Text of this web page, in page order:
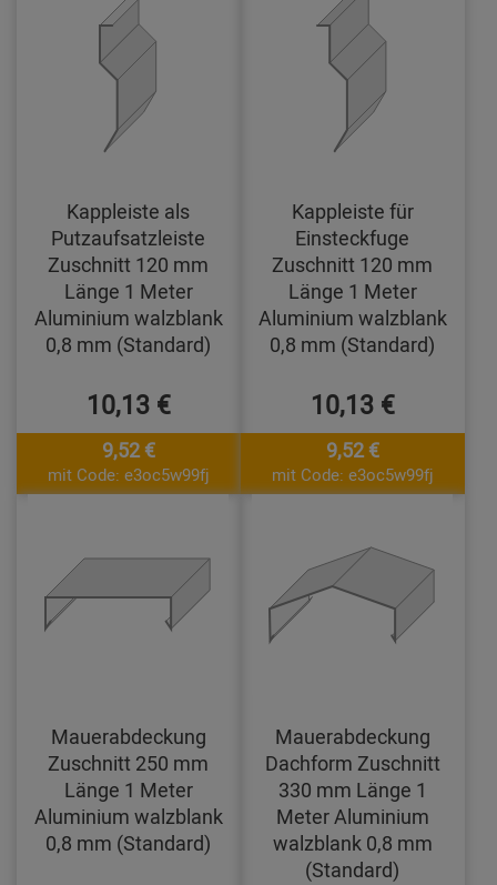
Kappleiste als
Putzaufsatzleiste
Zuschnitt 120 mm
Länge 1 Meter
Aluminium walzblank
0,8 mm (Standard)
10,13 €
9,52 €
mit Code: e3oc5w99fj
Kappleiste für
Einsteckfuge
Zuschnitt 120 mm
Länge 1 Meter
Aluminium walzblank
0,8 mm (Standard)
10,13 €
9,52 €
mit Code: e3oc5w99fj
Mauerabdeckung
Zuschnitt 250 mm
Länge 1 Meter
Aluminium walzblank
0,8 mm (Standard)
Mauerabdeckung
Dachform Zuschnitt
330 mm Länge 1
Meter Aluminium
walzblank 0,8 mm
(Standard)